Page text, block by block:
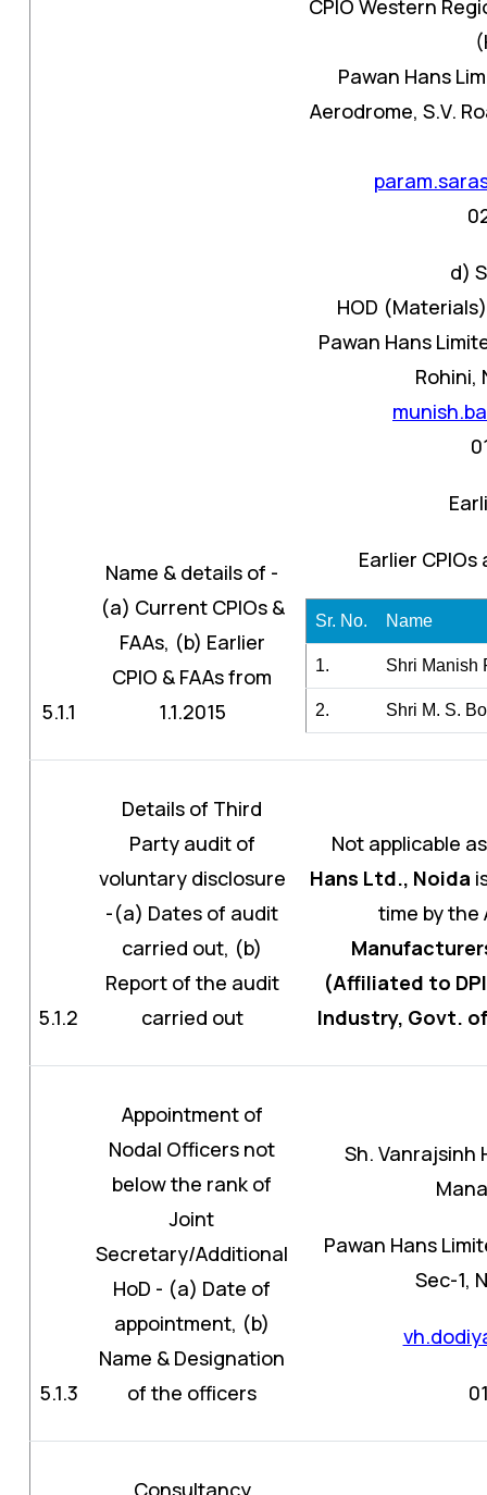
5.1.1
Name & details of -
(a) Current CPIOs &
FAAs, (b) Earlier
CPIO & FAAs from
1.1.2015
CPIO Western
Pawan Hans
Aerodrome, S.V.
d)
HOD
Pawan Hans
Rohini,
Earlier
Sr. No. Name
1. Shri Manish
2. Shri M. S.
5.1.2
Details of Third
Party audit of
voluntary disclosure
-(a) Dates of audit
carried out, (b)
Report of the audit
carried out
Not applicable
Hans Ltd., Noida
time by
(Affiliated to
Industry, Govt.
5.1.3
Appointment of
Nodal Officers not
below the rank of
Joint
Secretary/Additional
HoD - (a) Date of
appointment, (b)
Name & Designation
of the officers
Sh. Vanrajsinh
Pawan Hans
Sec-1,
Consultancy